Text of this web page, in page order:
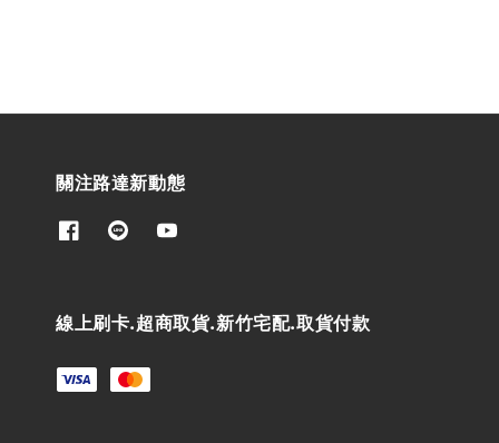
關注路達新動態
線上刷卡.超商取貨.新竹宅配.取貨付款